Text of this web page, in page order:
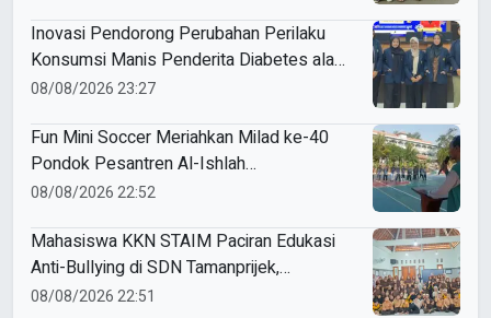
Inovasi Pendorong Perubahan Perilaku
Konsumsi Manis Penderita Diabetes ala
Mahasiswa Unesa
08/08/2026 23:27
Fun Mini Soccer Meriahkan Milad ke-40
Pondok Pesantren Al-Ishlah
Sendangagung
08/08/2026 22:52
Mahasiswa KKN STAIM Paciran Edukasi
Anti-Bullying di SDN Tamanprijek,
Tanamkan Empati Sejak Dini
08/08/2026 22:51